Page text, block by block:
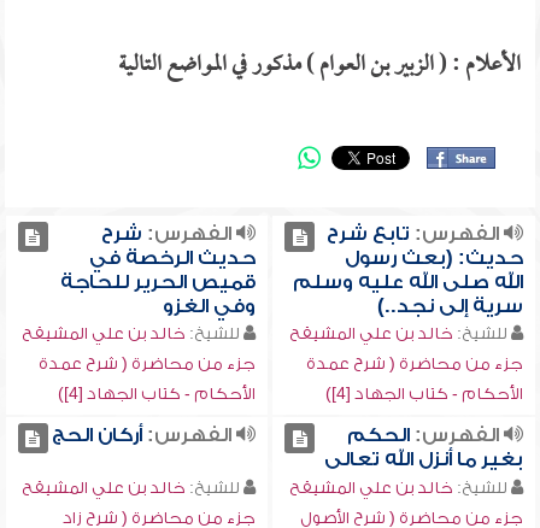
الأعلام : ( الزبير بن العوام ) مذكور في المواضع التالية
الفهرس: تابع شرح
حديث: (بعث رسول
الله صلى الله عليه وسلم
سرية إلى نجد..)
للشيخ: خالد بن علي المشيقح
جزء من محاضرة ( شرح عمدة
الأحكام - كتاب الجهاد [4])
الفهرس: شرح
حديث الرخصة في
قميص الحرير للحاجة
وفي الغزو
للشيخ: خالد بن علي المشيقح
جزء من محاضرة ( شرح عمدة
الأحكام - كتاب الجهاد [4])
الفهرس:الحكم
بغير ما أنزل الله تعالى
للشيخ: خالد بن علي المشيقح
جزء من محاضرة ( شرح الأصول
الفهرس:أركان الحج
للشيخ: خالد بن علي المشيقح
جزء من محاضرة ( شرح زاد